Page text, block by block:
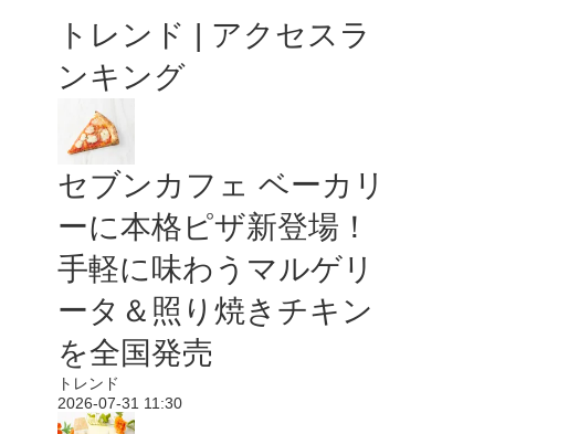
トレンド | アクセスラ
ンキング
セブンカフェ ベーカリ
ーに本格ピザ新登場！
手軽に味わうマルゲリ
ータ＆照り焼きチキン
を全国発売
トレンド
2026-07-31 11:30